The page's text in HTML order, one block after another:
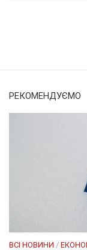
РЕКОМЕНДУЄМО
ВСІ НОВИНИ /